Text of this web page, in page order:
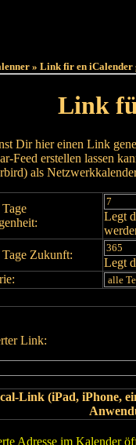
» Link fir en iCalender
Link
Dir hier einen Link
Feed erstellen lassen
als
Legt
Zukunft:
Legt
Link:
Link (iPad, iPhone,
Adresse im Kalender